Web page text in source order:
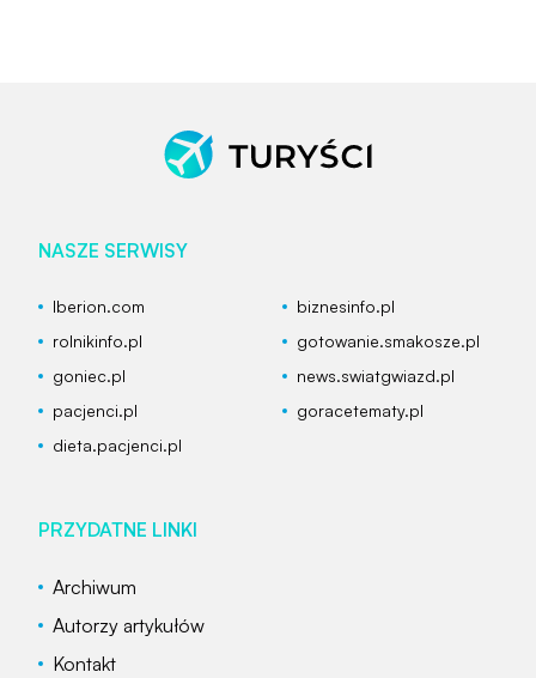
NASZE SERWISY
Iberion.com
biznesinfo.pl
rolnikinfo.pl
gotowanie.smakosze.pl
goniec.pl
news.swiatgwiazd.pl
pacjenci.pl
goracetematy.pl
dieta.pacjenci.pl
PRZYDATNE LINKI
Archiwum
Autorzy artykułów
Kontakt